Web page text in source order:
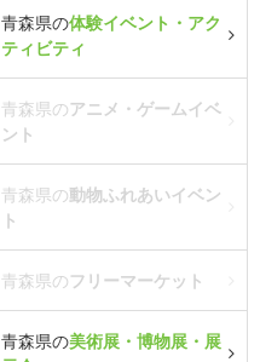
青森県の体験イベント・アク
ティビティ
青森県のアニメ・ゲームイベ
ント
青森県の動物ふれあいイベン
ト
青森県のフリーマーケット
青森県の美術展・博物展・展